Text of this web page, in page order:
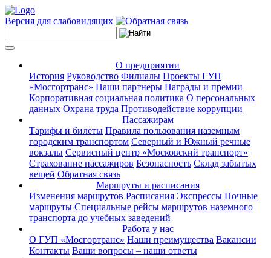
Версия для слабовидящих
О предприятии
История Руководство Филиалы Проекты ГУП
«Мосгортранс» Наши партнеры Награды и премии
Корпоративная социальная политика О персональных
данных Охрана труда Противодействие коррупции
Пассажирам
Тарифы и билеты Правила пользования наземным
городским транспортом Северный и Южный речные
вокзалы Сервисный центр «Московский транспорт»
Страхование пассажиров Безопасность Склад забытых
вещей Обратная связь
Маршруты и расписания
Изменения маршрутов Расписания Экспрессы Ночные
маршруты Специальные рейсы маршрутов наземного
транспорта до учебных заведений
Работа у нас
О ГУП «Мосгортранс» Наши преимущества Вакансии
Контакты Ваши вопросы – наши ответы